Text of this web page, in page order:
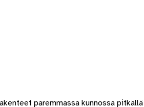
paremmassa kunnossa